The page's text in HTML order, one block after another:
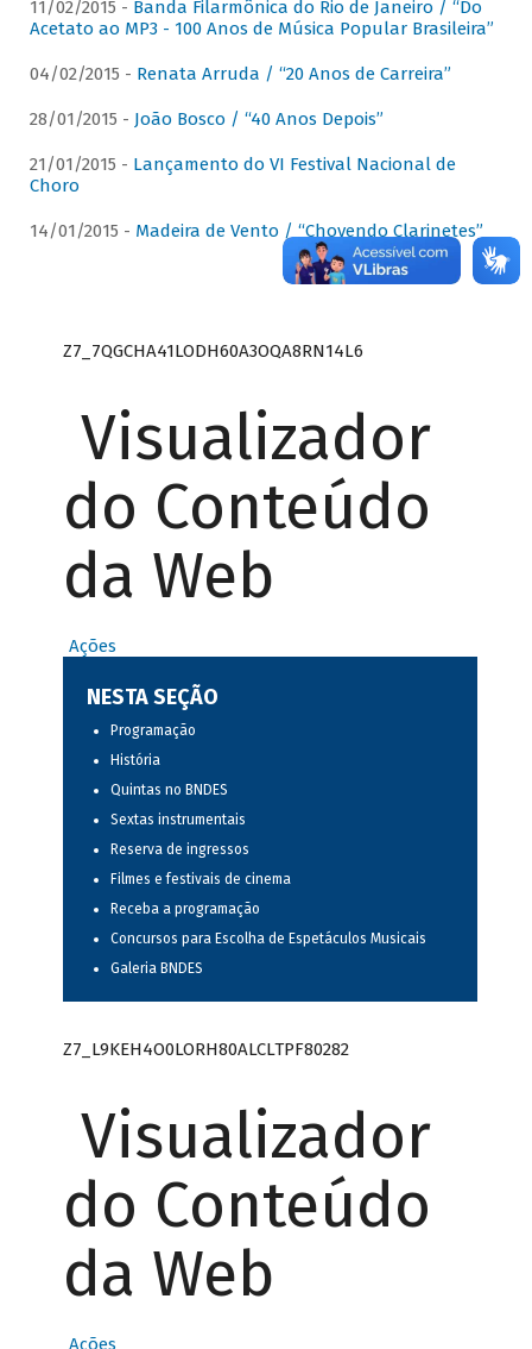
11/02/2015 - Banda Filarmônica do Rio de Janeiro / “Do
Acetato ao MP3 - 100 Anos de Música Popular Brasileira”
04/02/2015 - Renata Arruda / “20 Anos de Carreira”
28/01/2015 - João Bosco / “40 Anos Depois”
21/01/2015 - Lançamento do VI Festival Nacional de
Choro
14/01/2015 - Madeira de Vento / “Chovendo Clarinetes”
Z7_7QGCHA41LODH60A3OQA8RN14L6
Visualizador
do Conteúdo
da Web
Ações
NESTA SEÇÃO
Programação
História
Quintas no BNDES
Sextas instrumentais
Reserva de ingressos
Filmes e festivais de cinema
Receba a programação
Concursos para Escolha de Espetáculos Musicais
Galeria BNDES
Z7_L9KEH4O0LORH80ALCLTPF80282
Visualizador
do Conteúdo
da Web